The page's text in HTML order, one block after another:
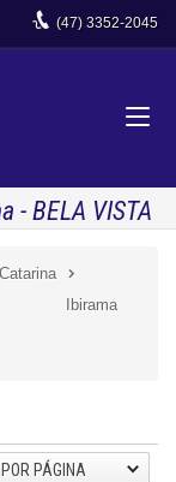
(47) 3352-2045
- BELA VISTA
Ibirama
PÁGINA